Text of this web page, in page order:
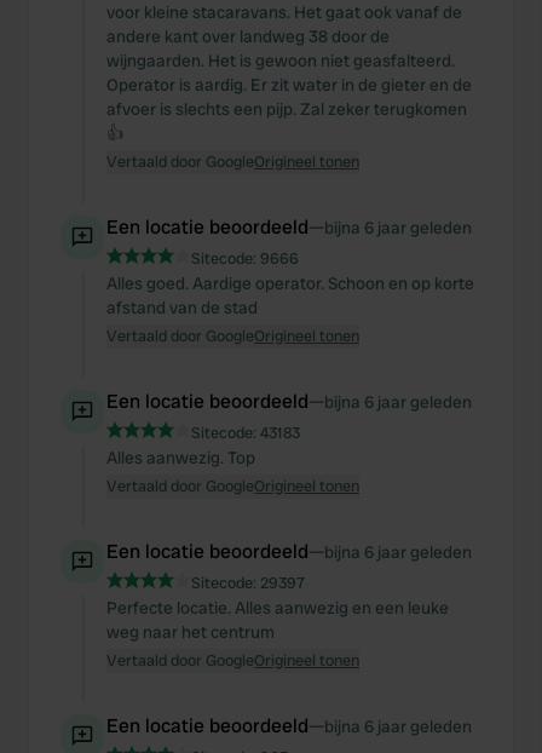
voor kleine stacaravans. Het gaat ook vanaf de
andere kant over landweg 38 door de
wijngaarden. Het is gewoon niet geasfalteerd.
Operator is aardig. Er zit water in de gieter en de
afvoer is slechts een pijp. Zal zeker terugkomen
👍
Vertaald door GoogleOrigineel tonen
Een locatie beoordeeld—bijna 6 jaar geleden
Sitecode: 9666
Alles goed. Aardige operator. Schoon en op korte
afstand van de stad
Vertaald door GoogleOrigineel tonen
Een locatie beoordeeld—bijna 6 jaar geleden
Sitecode: 43183
Alles aanwezig. Top
Vertaald door GoogleOrigineel tonen
Een locatie beoordeeld—bijna 6 jaar geleden
Sitecode: 29397
Perfecte locatie. Alles aanwezig en een leuke
weg naar het centrum
Vertaald door GoogleOrigineel tonen
Een locatie beoordeeld—bijna 6 jaar geleden